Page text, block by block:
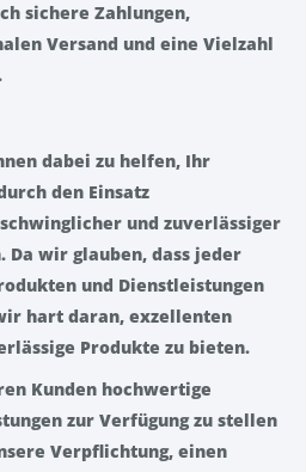
sichere Zahlungen,
Versand und eine Vielzahl
dabei zu helfen, Ihr
den Einsatz
und zuverlässiger
Da wir glauben, dass jeder
und Dienstleistungen
hart daran, exzellenten
Produkte zu bieten.
Kunden hochwertige
zur Verfügung zu stellen
Verpflichtung, einen